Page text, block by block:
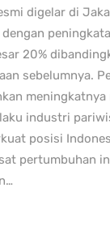
digelar di
20%
sebelumnya.
meningkatnya
industri
posisi
pertumbuhan